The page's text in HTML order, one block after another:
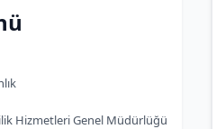
Hizmetleri Genel Müdürlüğü